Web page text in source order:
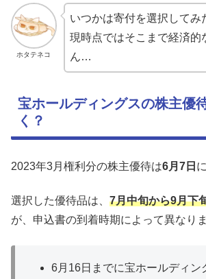
ホタテネコ
いつかは寄付を選択してみ
現時点ではそこまで経済的
ん…
宝ホールディングスの株主優
く？
2023年3月権利分の株主優待は6月7日
選択した優待品は、 7月中旬から9月下
が、申込書の到着時期によって異なりま
6月16日までに宝ホールディン